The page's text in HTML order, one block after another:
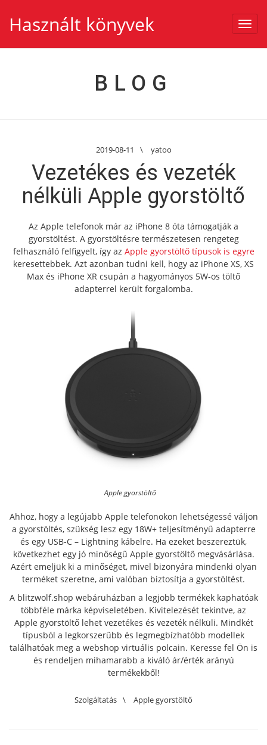
Használt könyvek
BLOG
2019-08-11 \ yatoo
Vezetékes és vezeték
nélküli Apple gyorstöltő
Az Apple telefonok már az iPhone 8 óta támogatják a
gyorstöltést. A gyorstöltésre természetesen rengeteg
felhasználó felfigyelt, így az Apple gyorstöltő típusok is egyre
keresettebbek. Azt azonban tudni kell, hogy az iPhone XS, XS
Max és iPhone XR csupán a hagyományos 5W-os töltő
adapterrel került forgalomba.
Apple gyorstöltő
Ahhoz, hogy a legújabb Apple telefonokon lehetségessé váljon
a gyorstöltés, szükség lesz egy 18W+ teljesítményű adapterre
és egy USB-C – Lightning kábelre. Ha ezeket beszereztük,
következhet egy jó minőségű Apple gyorstöltő megvásárlása.
Azért emeljük ki a minőséget, mivel bizonyára mindenki olyan
terméket szeretne, ami valóban biztosítja a gyorstöltést.
A blitzwolf.shop webáruházban a legjobb termékek kaphatóak
többféle márka képviseletében. Kivitelezését tekintve, az
Apple gyorstöltő lehet vezetékes és vezeték nélküli. Mindkét
típusból a legkorszerűbb és legmegbízhatóbb modellek
találhatóak meg a webshop virtuális polcain. Keresse fel Ön is
és rendeljen mihamarabb a kiváló ár/érték arányú
termékekből!
Szolgáltatás \ Apple gyorstöltő